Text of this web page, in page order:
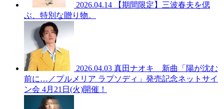
2026.04.14
【期間限定】三波春夫を偲
ぶ、特別な贈り物。
2026.04.03 真田ナオキ 新曲「陽が沈む
前に…／プルメリア ラプソディ」発売記念ネットサイ
ン会 4月21日(火)開催！